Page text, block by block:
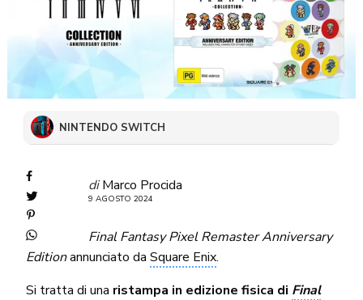
NINTENDO SWITCH
di Marco Procida
9 AGOSTO 2024
Final Fantasy Pixel Remaster Anniversary
Editionannunciato daSquare Enix.
Si tratta di una ristampa in edizione fisica di Final